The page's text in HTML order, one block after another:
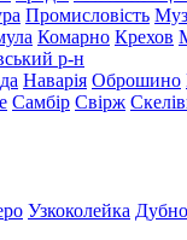
Промисловість
Комарно Крехов
р-н
Наварія Оброшино
Самбір Свірж
Узкоколейка Дубно